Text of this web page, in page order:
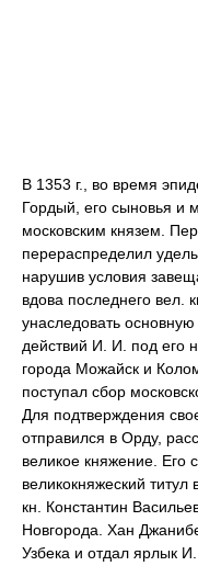
В 1353 г., во время
Гордый, его сыновья и
московским князем.
перераспределил
нарушив условия
вдова последнего вел.
унаследовать основную
действий И. И. под его
города Можайск и
поступал сбор
Для подтверждения
отправился в Орду,
великое княжение. Его
великокняжеский титул
кн. Константин
Новгорода. Хан
Узбека и отдал ярлык